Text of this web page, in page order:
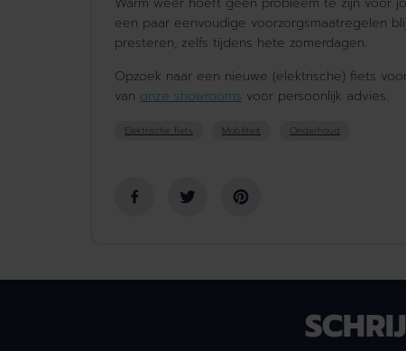
een paar eenvoudige voorzorgsmaatregelen
presteren, zelfs tijdens hete zomerdagen.
Opzoek naar een nieuwe (elektrische) fiets
van onze showrooms voor persoonlijk advies.
Elektrische fiets Mobiliteit Onderhoud